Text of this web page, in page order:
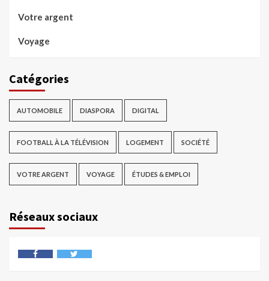
Votre argent
Voyage
Catégories
AUTOMOBILE DIASPORA DIGITAL
FOOTBALL À LA TÉLÉVISION LOGEMENT SOCIÉTÉ
VOTRE ARGENT VOYAGE ÉTUDES & EMPLOI
Réseaux sociaux